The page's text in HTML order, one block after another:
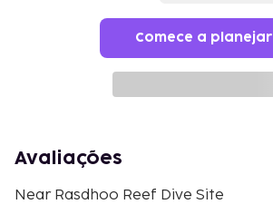
Comece a planejar
Avaliações
Near Rasdhoo Reef Dive Site